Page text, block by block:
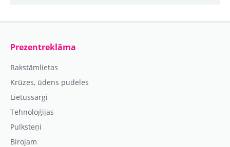
Prezentreklāma
Rakstāmlietas
Krūzes, ūdens pudeles
Lietussargi
Tehnoloģijas
Pulksteņi
Birojam